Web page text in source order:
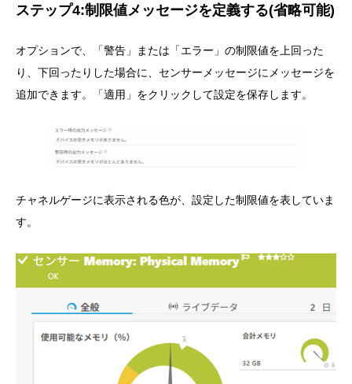
ステップ4:制限値メッセージを定義する(省略可能)
オプションで、「警告」または「エラー」の制限値を上回った
り、下回ったりした場合に、センサーメッセージにメッセージを
追加できます。「適用」をクリックして設定を保存します。
チャネルゲージに表示される色が、設定した制限値を表していま
す。